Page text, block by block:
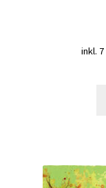
inkl.